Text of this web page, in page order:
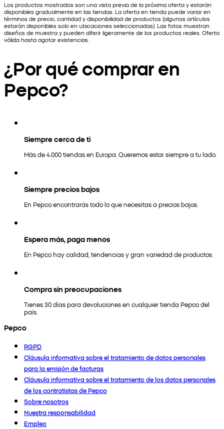
Los productos mostrados son una vista previa de la próxima oferta y estarán
disponibles gradualmente en las tiendas. La oferta en tienda puede variar en
términos de precio, cantidad y disponibilidad de productos (algunos artículos
estarán disponibles solo en ubicaciones seleccionadas). Las fotos muestran
diseños de muestra y pueden diferir ligeramente de los productos reales. Oferta
válida hasta agotar existencias.
¿Por qué comprar en
Pepco?
Siempre cerca de ti
Más de 4.000 tiendas en Europa. Queremos estar siempre a tu lado.
Siempre precios bajos
En Pepco encontrarás todo lo que necesitas a precios bajos.
Espera más, paga menos
En Pepco hay calidad, tendencias y gran variedad de productos.
Compra sin preocupaciones
Tienes 30 días para devoluciones en cualquier tienda Pepco del
país.
Pepco
RGPD
Cláusula informativa sobre el tratamiento de datos personales
para la emisión de facturas
Cláusula informativa sobre el tratamiento de los datos personales
de los contratistas de Pepco
Sobre nosotros
Nuestra responsabilidad
Empleo